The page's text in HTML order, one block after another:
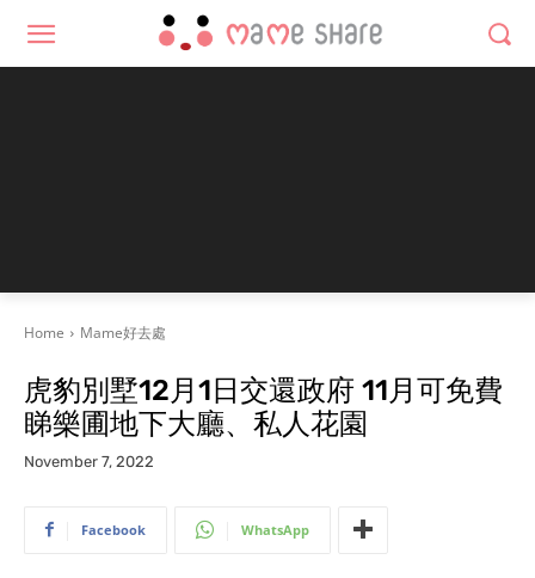
Home Mame好去處
虎豹別墅12月1日交還政府 11月可免費
睇樂圃地下大廳、私人花園
November 7, 2022
Facebook WhatsApp